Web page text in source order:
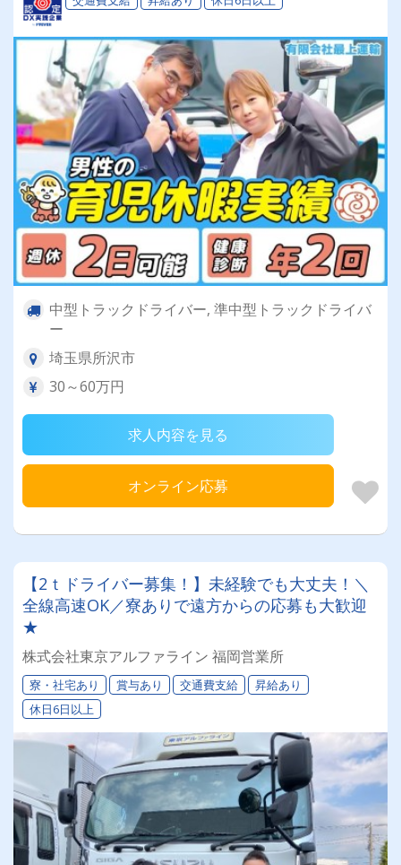
中型トラックドライバー, 準中型トラックドライバ
ー
埼玉県所沢市
30～60万円
求人内容を見る
オンライン応募
【2ｔドライバー募集！】未経験でも大丈夫！＼
全線高速OK／寮ありで遠方からの応募も大歓迎
★
株式会社東京アルファライン 福岡営業所
寮・社宅あり 賞与あり 交通費支給
昇給あり
休日6日以上